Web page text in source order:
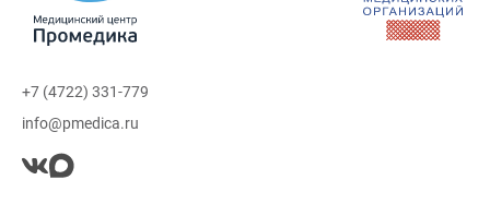
+7 (4722) 331-779
info@pmedica.ru